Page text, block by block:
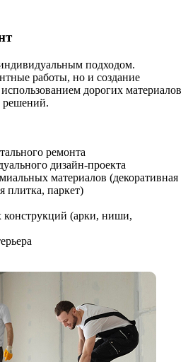
подходом.
работы, но и создание
дорогих материалов
решений.
ремонта
дизайн-проекта
материалов (декоративная
плитка, паркет)
конструкций (арки, ниши,